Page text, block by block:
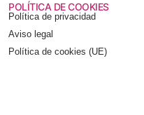
POLÍTICA DE COOKIES
Política de privacidad
Aviso legal
Política de cookies (UE)